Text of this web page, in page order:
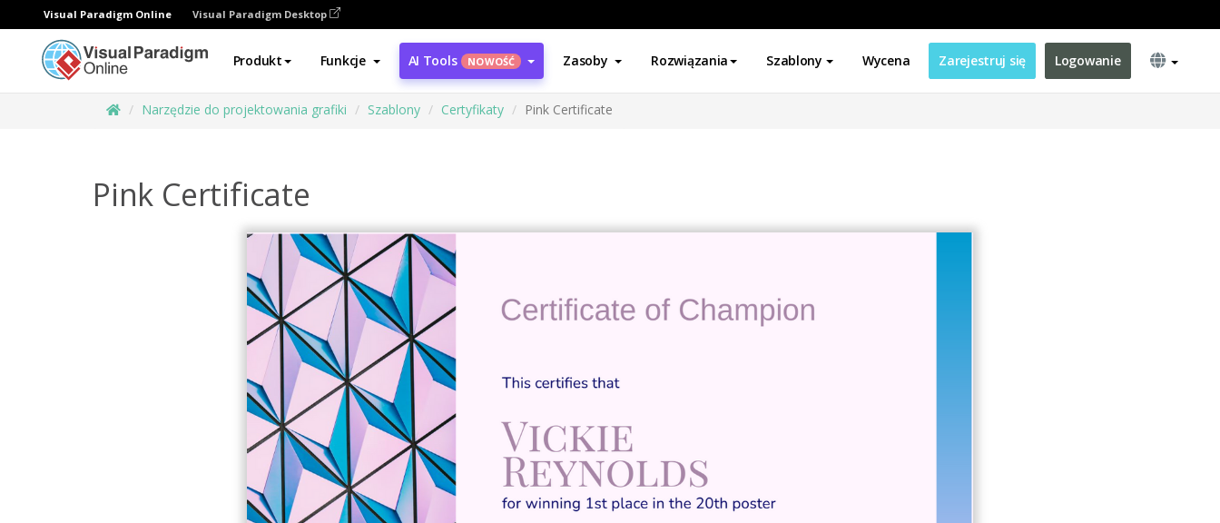
Visual Paradigm Online Visual Paradigm Desktop
Produkt Funkcje AI Tools NOWOŚĆ Zasoby Rozwiązania Szablony Wycena Zarejestruj się Logowanie
Narzędzie do projektowania grafiki Szablony Certyfikaty Pink Certificate
Pink Certificate